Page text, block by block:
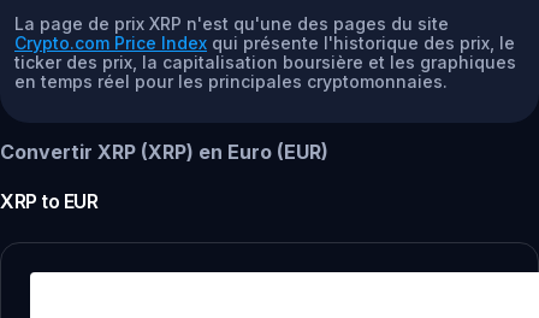
La page de prix XRP n'est qu'une des pages du site
Crypto.com Price Index qui présente l'historique des prix, le
ticker des prix, la capitalisation boursière et les graphiques
en temps réel pour les principales cryptomonnaies.
Convertir XRP (XRP) en Euro (EUR)
XRP to EUR